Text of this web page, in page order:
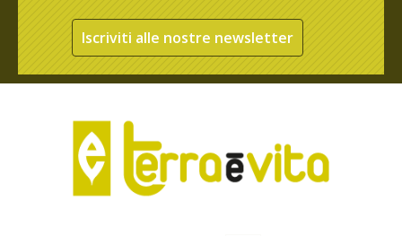
Iscriviti alle nostre newsletter